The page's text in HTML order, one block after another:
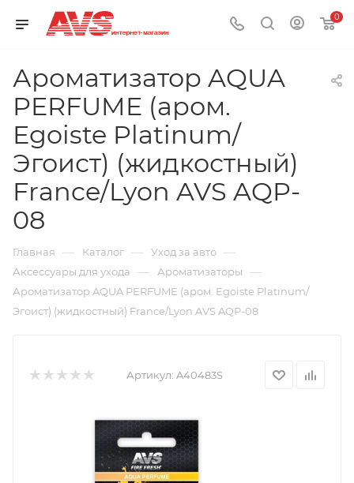
0
Ароматизатор AQUA
PERFUME (аром.
Egoiste Platinum/
Эгоист) (жидкостный)
France/Lyon AVS AQP-
08
Главная — Каталог — Уход за авто —
Аксессуары для ухода — Ароматизаторы —
Ароматизатор AQUA PERFUME (аром. Egoiste Platinum/
Эгоист) (жидкостный) France/Lyon AVS AQP-08
Артикул: A40483S